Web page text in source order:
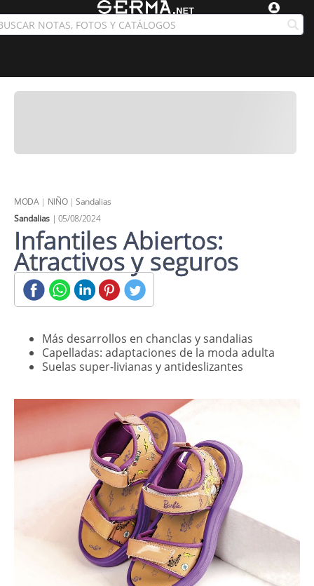
MODA| NIÑO|Sandalias
Sandalias| 05/08/2024
Infantiles Abiertos:
Atractivos y seguros
Más desarrollos en chanclas y sandalias
Capelladas: adaptaciones de la moda adulta
Suelas super-livianas y antideslizantes